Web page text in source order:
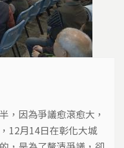
，因為爭議愈滾愈大，
12月14日在彰化大城